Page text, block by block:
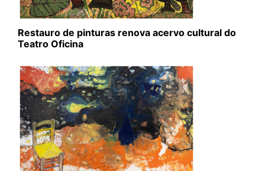
Restauro de pinturas renova acervo cultural do
Teatro Oficina